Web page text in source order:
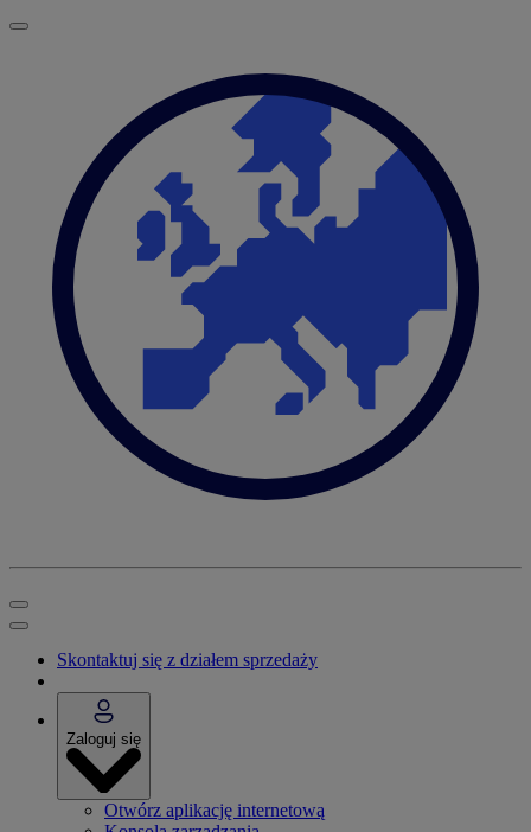
Skontaktuj się z działem sprzedaży
Zaloguj się
Otwórz aplikację internetową